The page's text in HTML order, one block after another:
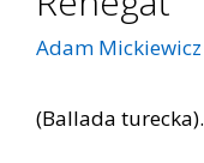
Adam Mickiewicz
(Ballada turecka).